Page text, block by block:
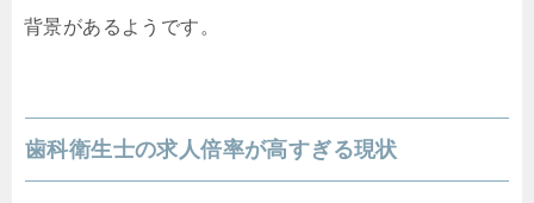
背景があるようです。
歯科衛生士の求人倍率が高すぎる現状